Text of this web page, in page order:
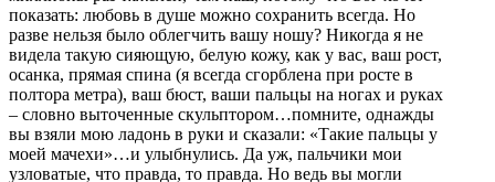
показать: любовь в душе можно сохранить всегда. Но
разве нельзя было облегчить вашу ношу? Никогда я не
видела такую сияющую, белую кожу, как у вас, ваш рост,
осанка, прямая спина (я всегда сгорблена при росте в
полтора метра), ваш бюст, ваши пальцы на ногах и руках
– словно выточенные скульптором…помните, однажды
вы взяли мою ладонь в руки и сказали: «Такие пальцы у
моей мачехи»…и улыбнулись. Да уж, пальчики мои
узловатые, что правда, то правда. Но ведь вы могли